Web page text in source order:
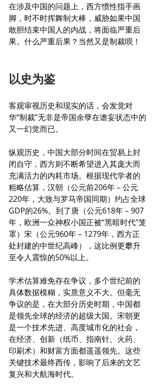
在涉及中国的问题上，西方惯性指手画
脚，时不时挥舞制大棒，威胁如果中国
敢胆结束中国人的内战，将面临严重后
果。什么严重后果？当然又是制裁呗！
以史为鉴
客观审视历史和现实的话，会发觉对
华“制裁”无非是帝国余孽在谵妄状态中的
又一幻觉而已。
纵观历史，中国大部分时间在贸易上封
闭自守，西方则不断希望进入其庞大而
充满活力的内耗市场。根据现代学者的
粗略估算，汉朝（公元前206年 – 公元
220年，大致与罗马帝国同期）约占全球
GDP的26%。到了唐（公元618年 – 907
年，欧洲一众神权小国正被“黑暗时代”笼
罩）宋（公元960年 – 1279年，西方正
处封建的中世纪高峰），这比例更攀升
至令人震惊的50%以上。
学术估算难免存在争议，多个世纪前的
具体数据模糊，实质意义不大。但毫无
争议的是，在大部分历史时期，中国都
是领先全球的经济的超级大国。宋朝更
是一个技术先进、高度城市化的社会，
在经济、创新（纸币、指南针、火药、
印刷术）和财富方面都遥遥领先。这些
关键技术最终西传，影响了后来的文艺
复兴和大航海时代。